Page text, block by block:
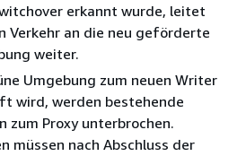
erkannt wurde, leitet
Verkehr an die neu geförderte
weiter.
Umgebung zum neuen Writer
wird, werden bestehende
zum Proxy unterbrochen.
müssen nach Abschluss der